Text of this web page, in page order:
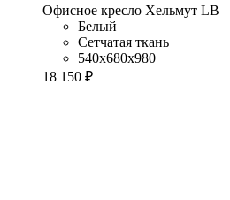
Офисное кресло Хельмут LB
Белый
Сетчатая ткань
540x680x980
18 150 ₽